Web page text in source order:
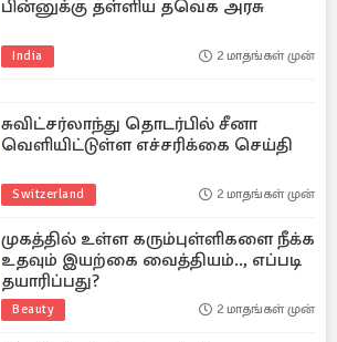
பின்னுக்கு தள்ளிய தவெக அரசு
India 2 மாதங்கள் முன்
சுவிட்சர்லாந்து தொடர்பில் சீனா
வெளியிட்டுள்ள எச்சரிக்கை செய்தி
Switzerland 2 மாதங்கள் முன்
முகத்தில் உள்ள கரும்புள்ளிகளை நீக்க
உதவும் இயற்கை வைத்தியம்.., எப்படி
தயாரிப்பது?
Beauty 2 மாதங்கள் முன்